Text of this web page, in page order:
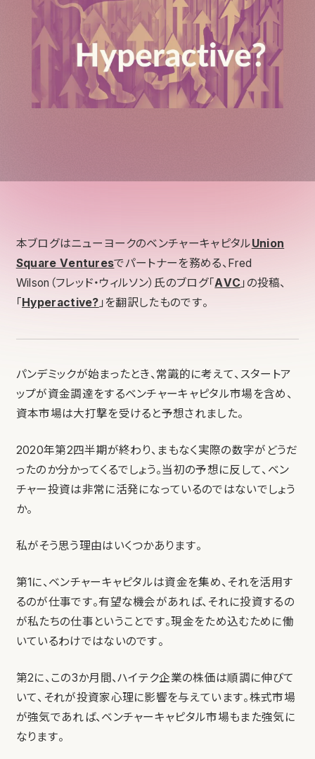
本ブログはニューヨークのベンチャーキャピタルUnion
Square Venturesでパートナーを務める、Fred
Wilson（フレッド・ウィルソン）氏のブログ「AVC 」の投稿、
「 Hyperactive? 」を翻訳したものです。
パンデミックが始まったとき、常識的に考えて、スタートア
ップが資金調達をするベンチャーキャピタル市場を含め、
資本市場は大打撃を受けると予想されました。
2020年第2四半期が終わり、まもなく実際の数字がどうだ
ったのか分かってくるでしょう。当初の予想に反して、ベン
チャー投資は非常に活発になっているのではないでしょう
か。
私がそう思う理由はいくつかあります。
第1に、ベンチャーキャピタルは資金を集め、それを活用す
るのが仕事です。有望な機会があれば、それに投資するの
が私たちの仕事ということです。現金をため込むために働
いているわけではないのです。
第2に、この3か月間、ハイテク企業の株価は順調に伸びて
いて、それが投資家心理に影響を与えています。株式市場
が強気であれば、ベンチャーキャピタル市場もまた強気に
なります。